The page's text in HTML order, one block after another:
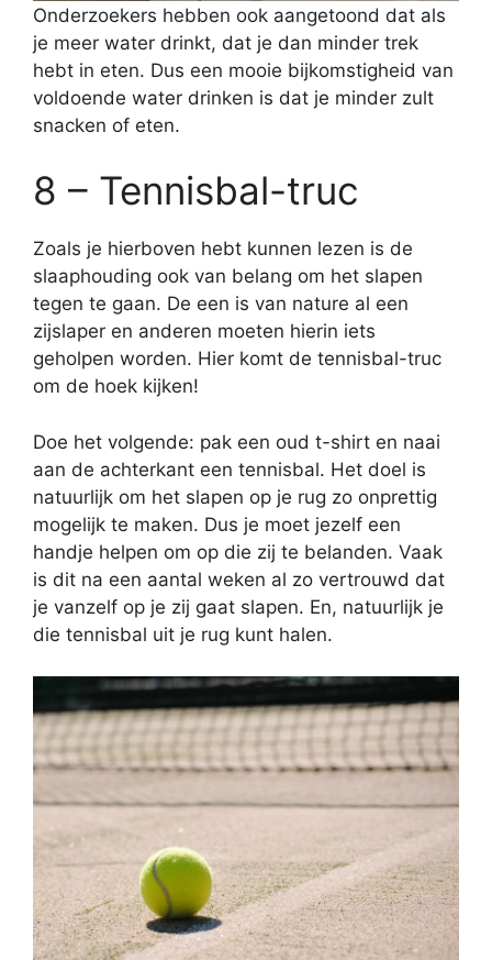
Onderzoekers hebben ook aangetoond dat als
je meer water drinkt, dat je dan minder trek
hebt in eten. Dus een mooie bijkomstigheid van
voldoende water drinken is dat je minder zult
snacken of eten.
8 – Tennisbal-truc
Zoals je hierboven hebt kunnen lezen is de
slaaphouding ook van belang om het slapen
tegen te gaan. De een is van nature al een
zijslaper en anderen moeten hierin iets
geholpen worden. Hier komt de tennisbal-truc
om de hoek kijken!
Doe het volgende: pak een oud t-shirt en naai
aan de achterkant een tennisbal. Het doel is
natuurlijk om het slapen op je rug zo onprettig
mogelijk te maken. Dus je moet jezelf een
handje helpen om op die zij te belanden. Vaak
is dit na een aantal weken al zo vertrouwd dat
je vanzelf op je zij gaat slapen. En, natuurlijk je
die tennisbal uit je rug kunt halen.